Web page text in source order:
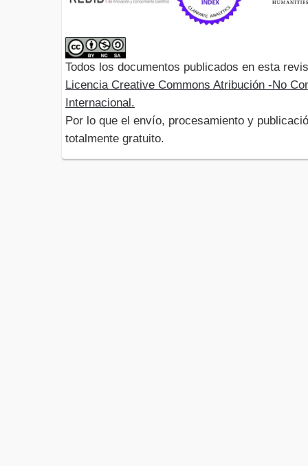
Todos los documentos publicados en esta
Licencia Creative Commons Atribución -No
Internacional.
Por lo que el envío, procesamiento y
totalmente gratuito.